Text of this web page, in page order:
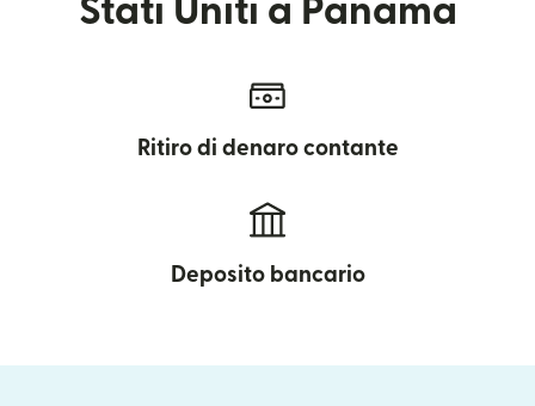
Stati Uniti a Panama
Ritiro di denaro contante
Deposito bancario